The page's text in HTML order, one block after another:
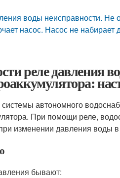
воды неисправности. Не
насос. Насос не набирает
реле давления
автономного
При помощи реле,
изменении давления воды
бывают: